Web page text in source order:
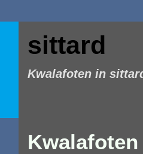
sittard
Kwalafoten in